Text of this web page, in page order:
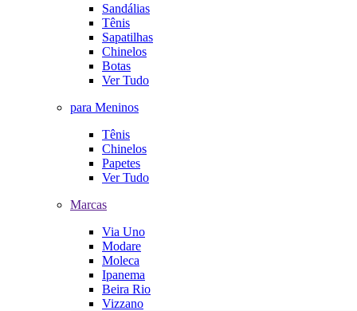
Sandálias
Tênis
Sapatilhas
Chinelos
Botas
Ver Tudo
para Meninos
Tênis
Chinelos
Papetes
Ver Tudo
Marcas
Via Uno
Modare
Moleca
Ipanema
Beira Rio
Vizzano